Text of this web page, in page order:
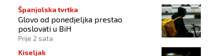
Španjolska tvrtka
Glovo od ponedjeljka prestao
poslovati u BiH
Prije 2 sata
Kiseljak